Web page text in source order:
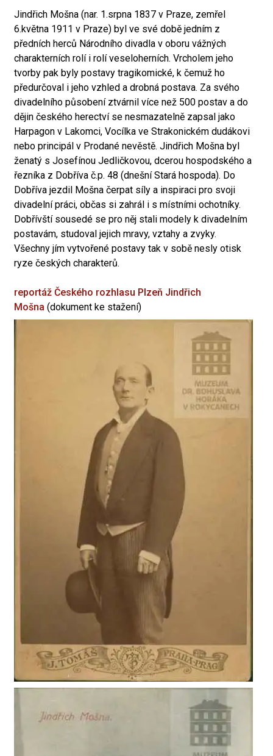
Jindřich Mošna (nar. 1.srpna 1837 v Praze, zemřel
6.května 1911 v Praze) byl ve své době jedním z
předních herců Národního divadla v oboru vážných
charakterních rolí i rolí veseloherních. Vrcholem jeho
tvorby pak byly postavy tragikomické, k čemuž ho
předurčoval i jeho vzhled a drobná postava. Za svého
divadelního působení ztvárnil více než 500 postav a do
dějin českého herectví se nesmazatelně zapsal jako
Harpagon v Lakomci, Vocílka ve Strakonickém dudákovi
nebo principál v Prodané nevěstě. Jindřich Mošna byl
ženatý s Josefínou Jedličkovou, dcerou hospodského a
řezníka z Dobříva č.p. 48 (dnešní Stará hospoda). Do
Dobříva jezdil Mošna čerpat síly a inspiraci pro svoji
divadelní práci, občas si zahrál i s místními ochotníky.
Dobřívští sousedé se pro něj stali modely k divadelním
postavám, studoval jejich mravy, vztahy a zvyky.
Všechny jím vytvořené postavy tak v sobě nesly otisk
ryze českých charakterů.
reportáž Českého rozhlasu Plzeň Jindřich
Mošna (dokument ke stažení)